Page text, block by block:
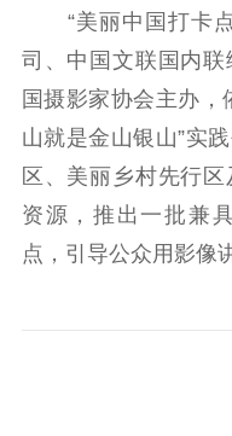
思想政治教育
红
“美丽中国打卡点
司、中国文联国内
国摄影家协会主办，
山就是金山银山”实
区、美丽乡村先行
资源，推出一批兼
点，引导公众用影像